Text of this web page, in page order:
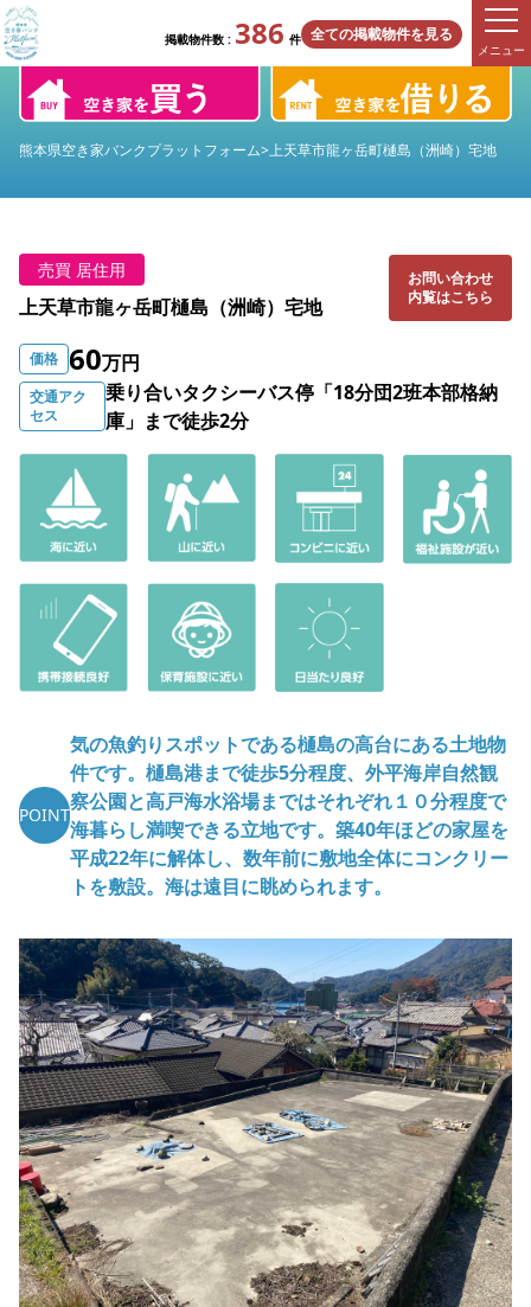
掲載物件数 : 386 件 全ての掲載物件を見る
メニュー
熊本県空き家バンクプラットフォーム>上天草市龍ヶ岳町樋島（洲崎）宅地
売買 居住用
上天草市龍ヶ岳町樋島（洲崎）宅地
お問い合わせ
内覧はこちら
価格 60万円
交通アク
セス
乗り合いタクシーバス停「18分団2班本部格納
庫」まで徒歩2分
POINT
気の魚釣りスポットである樋島の高台にある土地物
件です。樋島港まで徒歩5分程度、外平海岸自然観
察公園と高戸海水浴場まではそれぞれ１０分程度で
海暮らし満喫できる立地です。築40年ほどの家屋を
平成22年に解体し、数年前に敷地全体にコンクリー
トを敷設。海は遠目に眺められます。